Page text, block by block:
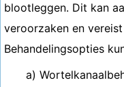
blootleggen. Dit kan
veroorzaken en
Behandelingsopties
a)